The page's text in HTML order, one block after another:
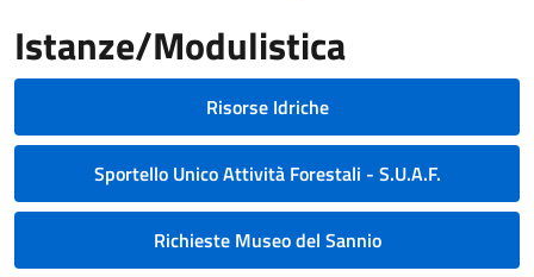
Istanze/Modulistica
Risorse Idriche
Sportello Unico Attività Forestali - S.U.A.F.
Richieste Museo del Sannio